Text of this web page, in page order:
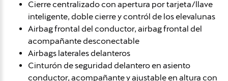
Cierre centralizado con apertura por tarjeta/llave
inteligente, doble cierre y contról de los elevalunas
Airbag frontal del conductor, airbag frontal del
acompañante desconectable
Airbags laterales delanteros
Cinturón de seguridad delantero en asiento
conductor, acompañante y ajustable en altura con